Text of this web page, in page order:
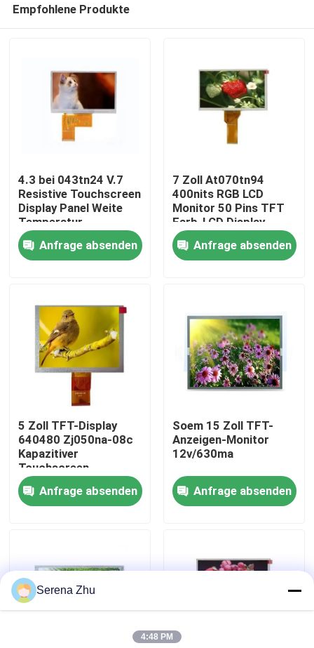
Zu Hause
Videos
Über uns
Werksbesichtigung
Qualitätskontrolle
Kontakt mit uns
Bitte um ein Angebot
Empfohlene Produkte
4.3 bei 043tn24 V.7
Resistive Touchscreen
Display Panel Weite
Temperatur
Anfrage absenden
7 Zoll At070tn94
400nits RGB LCD
Monitor 50 Pins TFT
Farb-LCD Display
Anfrage absenden
5 Zoll TFT-Display
640480 Zj050na-08c
Kapazitiver
Touchscreen
250cd/M2
Anfrage absenden
Soem 15 Zoll TFT-
Anzeigen-Monitor
12v/630ma
Anfrage absenden
Serena Zhu
4:48 PM